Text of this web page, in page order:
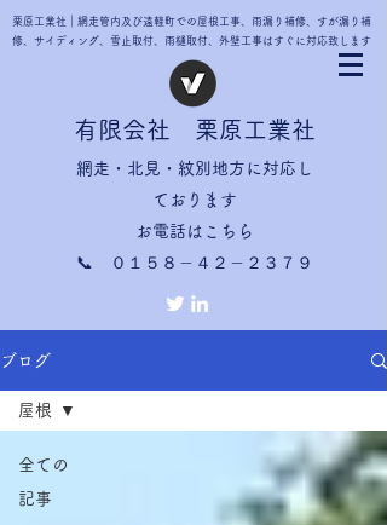
有限会社 栗原工業社
網走・北見・紋別地方に対応し
ております
お電話はこちら
​📞 ０１５８－４２－２３７９
栗原工業社｜網走管内及び遠軽町での屋根工事、雨漏り補修、すが漏り補
修、サイディング、雪止取付、雨樋取付、外壁工事はすぐに対応致します
ブログ
全ての
記事
屋根